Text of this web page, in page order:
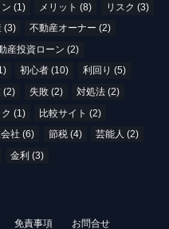
(1) メリット (8) リスク (3)
(3) 不動産オーナー (2)
産投資ローン (2)
初心者 (10) 利回り (5)
(2) 失敗(2) 対処法(2)
(1) 比較サイト (2)
社 (6) 節税(4) 芸能人 (2)
金利 (3)
免責事項 お問合せ